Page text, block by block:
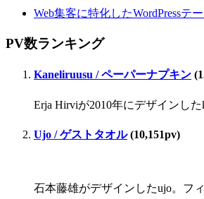
Web集客に特化したWordPressテ
PV数ランキング
Kaneliruusu / ペーパーナプキン
Erja Hirviが2010年にデザインし
Ujo / ゲストタオル(10,151pv)
石本藤雄がデザインしたujo。フ